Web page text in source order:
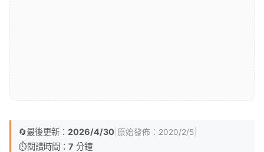
🔄最後更新： 2026/4/30 原始發佈： 2020/2/5
⏱️閱讀時間： 7 分鐘